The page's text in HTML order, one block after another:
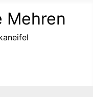
Mehren